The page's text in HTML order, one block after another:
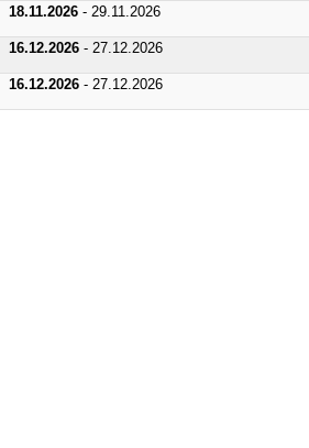
18.11.2026- 29.11.2026
16.12.2026- 27.12.2026
16.12.2026- 27.12.2026